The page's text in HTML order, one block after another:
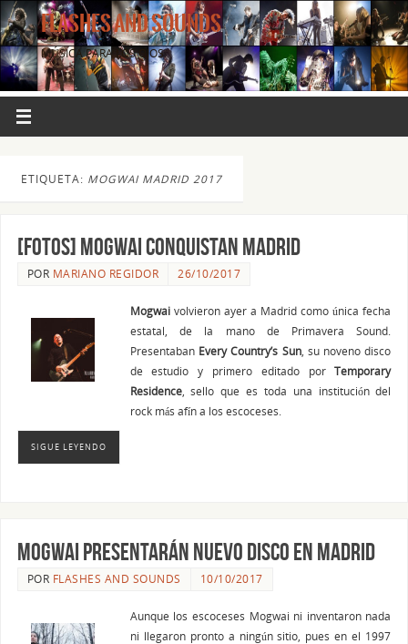
FLASHES AND SOUNDS
MÚSICA PARA LOS OJOS.
ETIQUETA: MOGWAI MADRID 2017
[Fotos] Mogwai conquistan Madrid
POR MARIANO REGIDOR 26/10/2017
Mogwaivolvieron ayer a Madrid como única fecha
estatal, de la mano de Primavera Sound.
Presentaban Every Country’s Sun, su noveno disco
de estudio y primero editado porTemporary
Residence, sello que es toda una institución del
rock más afín a los escoceses.
SIGUE LEYENDO
MOGWAI PRESENTARÁN NUEVO DISCO EN MADRID
POR FLASHES AND SOUNDS 10/10/2017
Aunque los escoceses Mogwai ni inventaron nada
ni llegaron pronto a ningún sitio, pues en el 1997